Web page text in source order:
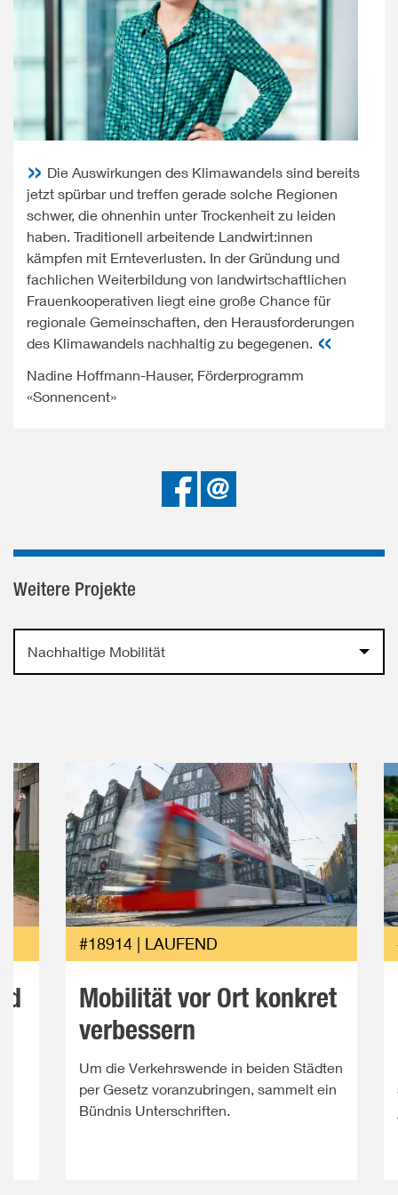
Die Auswirkungen des Klimawandels sind bereits
jetzt spürbar und treffen gerade solche Regionen
schwer, die ohnenhin unter Trockenheit zu leiden
haben. Traditionell arbeitende Landwirt:innen
kämpfen mit Ernteverlusten. In der Gründung und
fachlichen Weiterbildung von landwirtschaftlichen
Frauenkooperativen liegt eine große Chance für
regionale Gemeinschaften, den Herausforderungen
des Klimawandels nachhaltig zu begegenen.
Nadine Hoffmann-Hauser, Förderprogramm
«Sonnencent»
Bei
Facebook
Weitere Projekte
Nachhaltige Mobilität
#18914 | LAUFEND
Mobilität vor Ort konkret
verbessern
Um die Verkehrswende in beiden Städten
per Gesetz voranzubringen, sammelt ein
Bündnis Unterschriften.